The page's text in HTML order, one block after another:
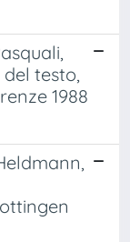
testo,
1988